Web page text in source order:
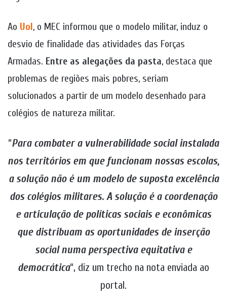
Ao Uol, o MEC informou que o modelo militar, induz o
desvio de finalidade das atividades das Forças
Armadas. Entre as alegações da pasta, destaca que
problemas de regiões mais pobres, seriam
solucionados a partir de um modelo desenhado para
colégios de natureza militar.
“Para combater a vulnerabilidade social instalada
nos territórios em que funcionam nossas escolas,
a solução não é um modelo de suposta excelência
dos colégios militares. A solução é a coordenação
e articulação de políticas sociais e econômicas
que distribuam as oportunidades de inserção
social numa perspectiva equitativa e
democrática“, diz um trecho na nota enviada ao
portal.